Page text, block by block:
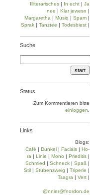
Illiterarisches | In echt | Ja
nee | Klar jewesn |
Margaretha | Musiq | Spam |
Sprak | Tanztee | Todesbiest |
Suche
Status
Zum Kommentieren bitte
einloggen
Links
Blogs:
Café | Dun­kel | Facials | Ho­
ra | Linie | Mo­no | Prie­di­tis |
Schmied | Schneck | Spaß |
Stil | Stu­ben­zweig | Tri­pe­rie |
Tsa­gra | Vert |
@nnier@fnordon.de